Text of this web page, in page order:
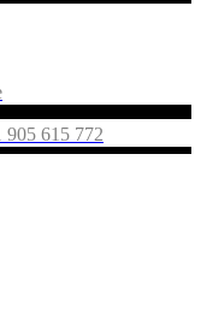
905 615 772